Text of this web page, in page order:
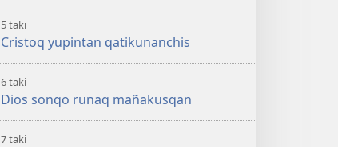
5 taki
Cristoq yupintan qatikunanchis
6 taki
Dios sonqo runaq mañakusqan
7 taki